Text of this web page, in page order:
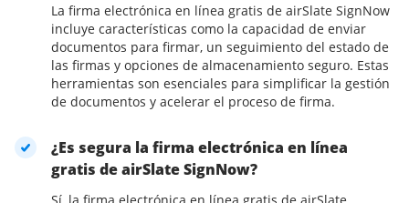
La firma electrónica en línea gratis de airSlate SignNow
incluye características como la capacidad de enviar
documentos para firmar, un seguimiento del estado de
las firmas y opciones de almacenamiento seguro. Estas
herramientas son esenciales para simplificar la gestión
de documentos y acelerar el proceso de firma.
¿Es segura la firma electrónica en línea
gratis de airSlate SignNow?